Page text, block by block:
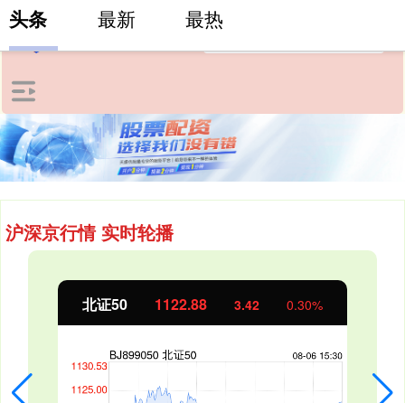
沪深京行情 实时轮播
北证50 1122.88 3.42 0.30%
头条 最新 最热